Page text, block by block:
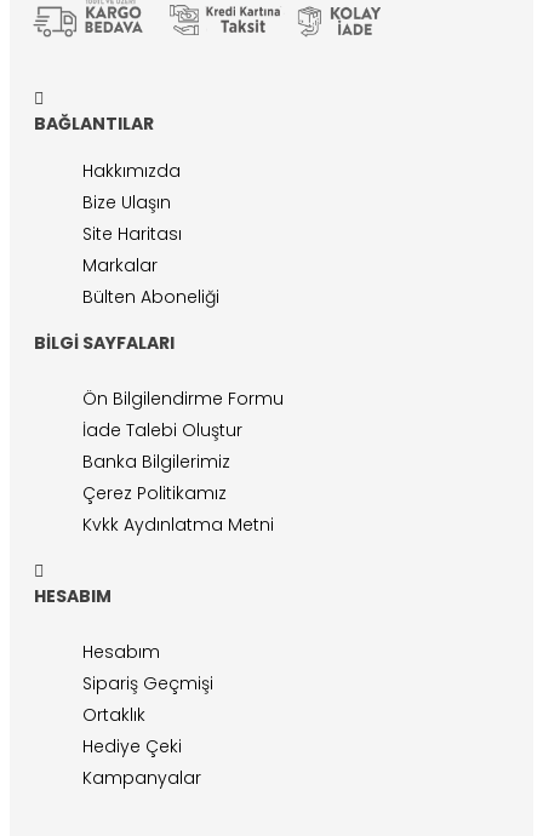
BAĞLANTILAR
Hakkımızda
Bize Ulaşın
Site Haritası
Markalar
Bülten Aboneliği
BILGI SAYFALARI
Ön Bilgilendirme Formu
İade Talebi Oluştur
Banka Bilgilerimiz
Çerez Politikamız
Kvkk Aydınlatma Metni
HESABIM
Hesabım
Sipariş Geçmişi
Ortaklık
Hediye Çeki
Kampanyalar